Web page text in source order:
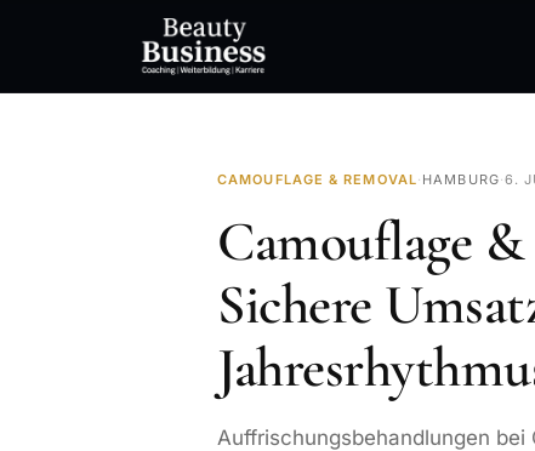
CAMOUFLAGE & REMOVAL· HAMBURG·6.
Camouflage
Sichere
Auffrischungsbehandlungen bei